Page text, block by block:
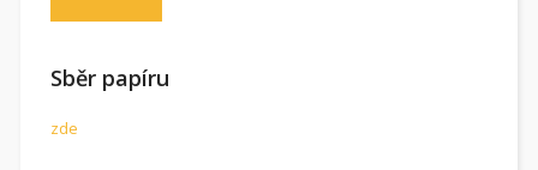
Sběr papíru
zde